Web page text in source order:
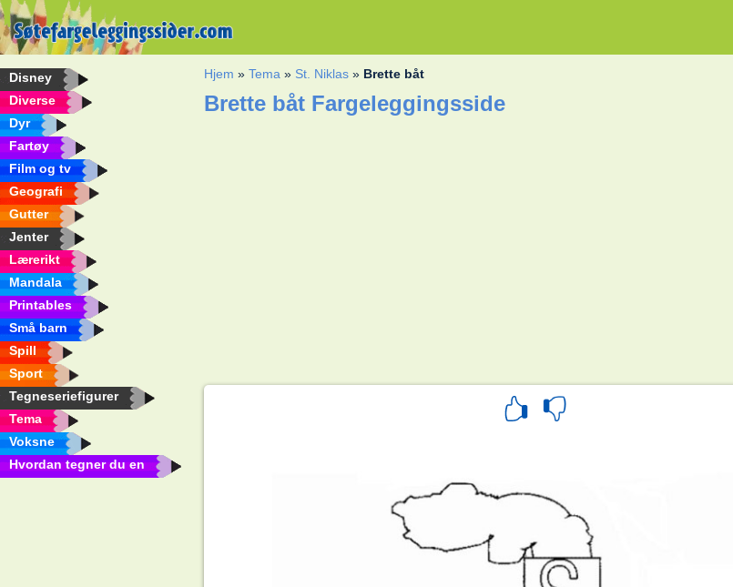
Disney
Diverse
Dyr
Fartøy
Film og tv
Geografi
Gutter
Jenter
Lærerikt
Mandala
Printables
Små barn
Spill
Sport
Tegneseriefigurer
Tema
Voksne
Hvordan tegner du en
Hjem »Tema » St. Niklas » Brette båt
Brette båt Fargeleggingsside